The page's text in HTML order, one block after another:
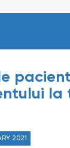
la
2021